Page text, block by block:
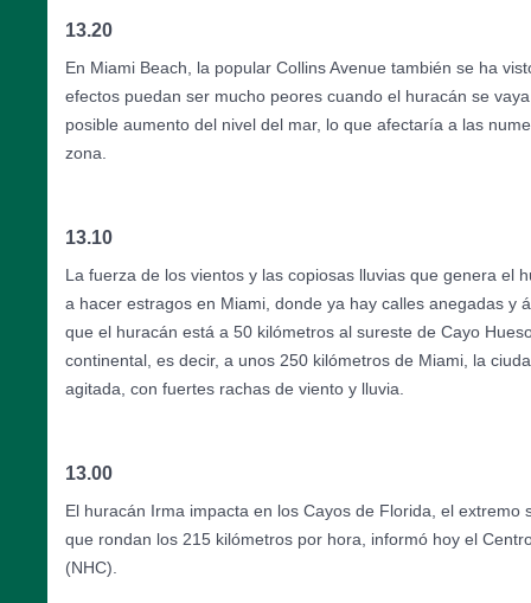
13.20
En Miami Beach, la popular Collins Avenue también se ha
efectos puedan ser mucho peores cuando el huracán se
posible aumento del nivel del mar, lo que afectaría a las
zona.
13.10
La fuerza de los vientos y las copiosas lluvias que genera el
a hacer estragos en Miami, donde ya hay calles anegadas y
que el huracán está a 50 kilómetros al sureste de Cayo
continental, es decir, a unos 250 kilómetros de Miami, la
agitada, con fuertes rachas de viento y lluvia.
13.00
El huracán Irma impacta en los Cayos de Florida, el extremo
que rondan los 215 kilómetros por hora, informó hoy el
(NHC).